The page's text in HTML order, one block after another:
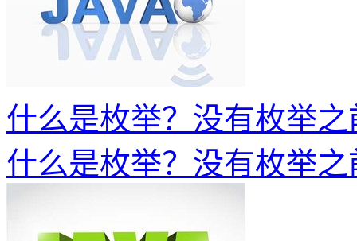
什么是枚举？没有枚举
什么是枚举？没有枚举